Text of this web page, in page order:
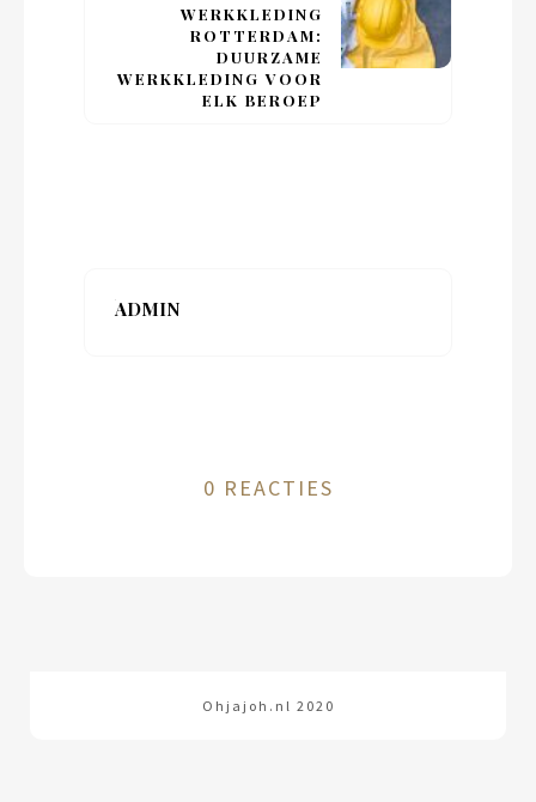
WERKKLEDING
ROTTERDAM:
DUURZAME
WERKKLEDING VOOR
ELK BEROEP
ADMIN
0 REACTIES
Ohjajoh.nl 2020